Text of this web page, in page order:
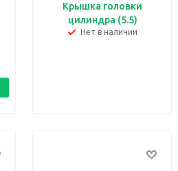
Крышка головки
цилиндра (5.5)
Нет в наличии